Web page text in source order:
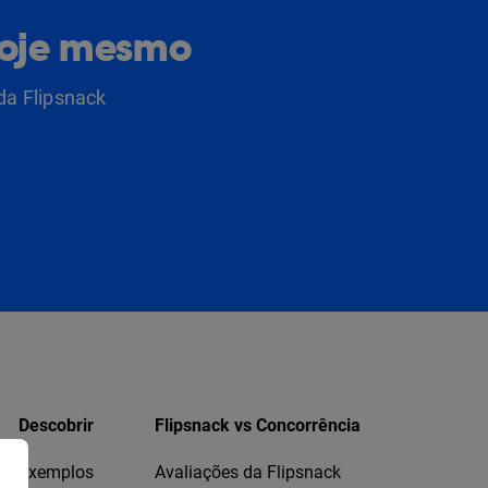
mesmo
Flipsnack
Descobrir
Exemplos
Flipsnack vs Concorrência
Avaliações da Flipsnack